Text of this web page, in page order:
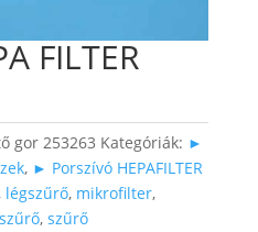
FILTER
gor 253263 Kategóriák: ►
, ► Porszívó HEPAFILTER
légszűrő, mikrofilter,
, szűrő